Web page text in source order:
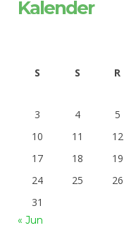
Kalender
S
S R
3
4 5
10
11 12
17
18 19
24
25 26
31
« Jun